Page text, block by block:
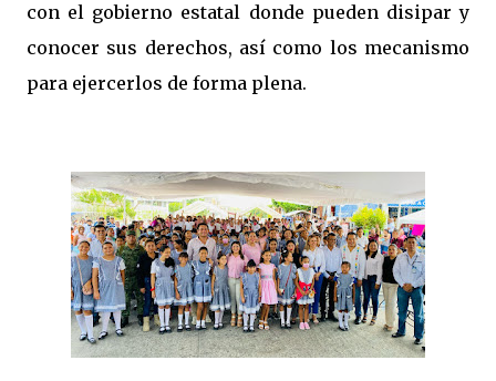
con el gobierno estatal donde pueden disipar y
conocer sus derechos, así como los mecanismo
para ejercerlos de forma plena.